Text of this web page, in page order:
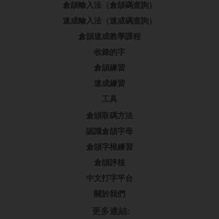
倉頡輸入法（倉頡碼查詢）
速成輸入法（速成碼查詢）
倉頡速成教學課程
收錄的字
倉頡練習
速成練習
工具
倉頡取碼方法
認識倉頡字母
倉頡字根練習
倉頡評核
中文打字平台
關於我們
更多連結: